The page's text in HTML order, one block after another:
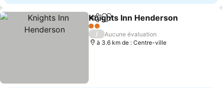
PartagerAjouter à mes favoris
Knights Inn Henderson
2 Étoiles
/
Aucune évaluation
à 3.6 km de : Centre-ville